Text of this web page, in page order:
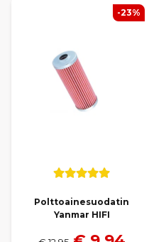
Polttoainesuodatin
Yanmar HIFI
-23%